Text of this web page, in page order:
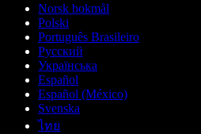
Norsk bokmål
Polski
Português Brasileiro
Русский
Українська
Español
Español (México)
Svenska
ไทย